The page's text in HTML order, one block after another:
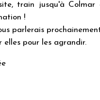
train jusqu'à Colmar
!
parlerais
elles pour les agrandir.